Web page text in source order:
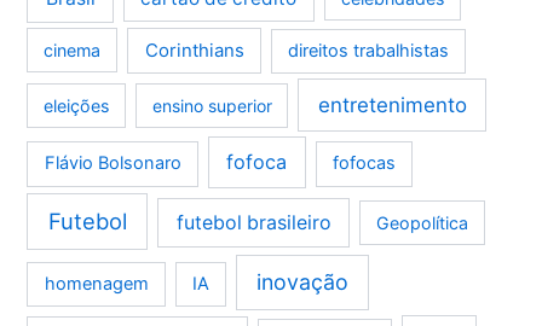
cinema Corinthians direitos trabalhistas
eleições ensino superior entretenimento
Flávio Bolsonaro fofoca fofocas
Futebol futebol brasileiro Geopolítica
homenagem IA inovação